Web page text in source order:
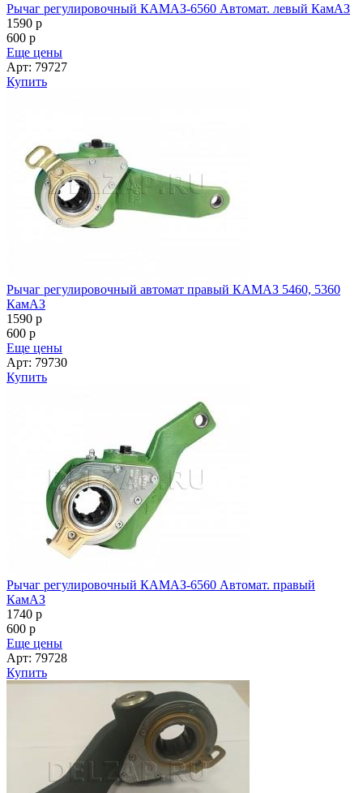
Рычаг регулировочный КАМАЗ-6560 Автомат. левый КамАЗ
1590 p
600 p
Еще цены
Арт: 79727
Купить
Рычаг регулировочный автомат правый КАМАЗ 5460, 5360
КамАЗ
1590 p
600 p
Еще цены
Арт: 79730
Купить
Рычаг регулировочный КАМАЗ-6560 Автомат. правый
КамАЗ
1740 p
600 p
Еще цены
Арт: 79728
Купить